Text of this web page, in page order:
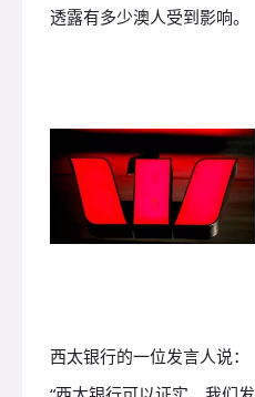
透露有多少澳人受到影响。
西太银行的一位发言人说：